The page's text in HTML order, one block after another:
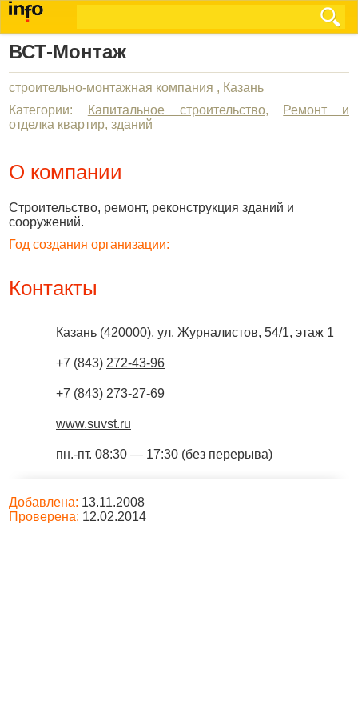
ВСТ-Монтаж
строительно-монтажная компания , Казань
Категории:
Капитальное строительство,
Ремонт и
отделка квартир, зданий
О компании
Строительство, ремонт, реконструкция зданий и
сооружений.
Год создания организации:
Контакты
Казань (420000), ул. Журналистов, 54/1, этаж 1
+7 (843) 272-43-96
+7 (843) 273-27-69
www.suvst.ru
пн.-пт. 08:30 — 17:30 (без перерыва)
Добавлена: 13.11.2008
Проверена: 12.02.2014